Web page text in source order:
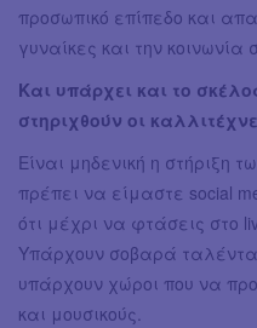
προσωπικό επίπεδο και
γυναίκες και την κοινωνία
Και υπάρχει και το
στηριχθούν οι
Είναι μηδενική η στήριξη
πρέπει να είμαστε social
ότι μέχρι να φτάσεις στο
Υπάρχουν σοβαρά
υπάρχουν χώροι που να
και μουσικούς.